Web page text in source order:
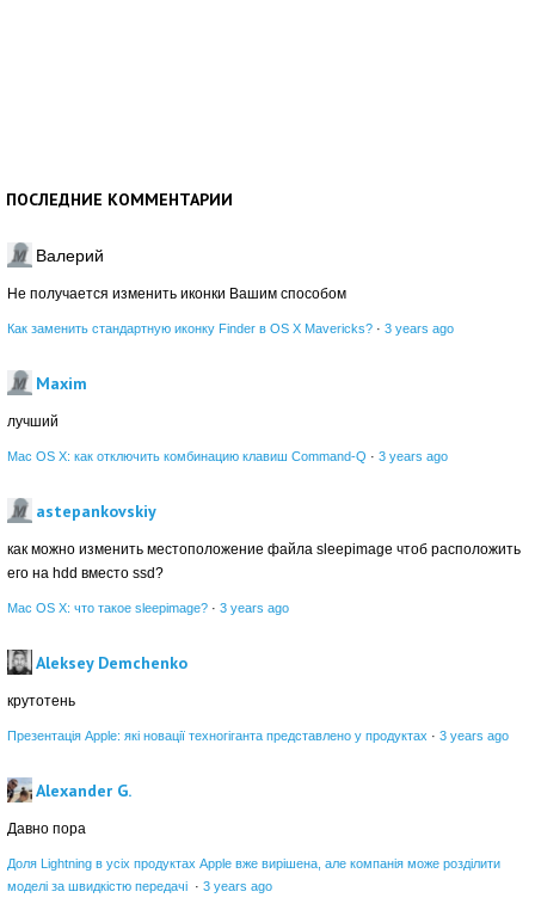
ПОСЛЕДНИЕ КОММЕНТАРИИ
Валерий
Не получается изменить иконки Вашим способом
Как заменить стандартную иконку Finder в OS X Mavericks? · 3 years ago
Maxim
лучший
Mac OS X: как отключить комбинацию клавиш Command-Q · 3 years ago
astepankovskiy
как можно изменить местоположение файла sleepimage чтоб расположить
его на hdd вместо ssd?
Mac OS X: что такое sleepimage? · 3 years ago
Aleksey Demchenko
крутотень
Презентація Apple: які новації техногіганта представлено у продуктах · 3 years ago
Alexander G.
Давно пора
Доля Lightning в усіх продуктах Apple вже вирішена, але компанія може розділити
моделі за швидкістю передачі · 3 years ago